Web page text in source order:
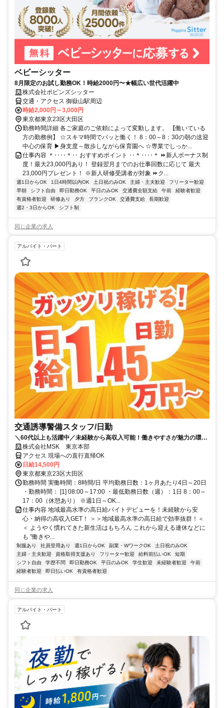
ベビーシッター
8月限定のお試し勤務OK！時給2000円〜★幅広い世代活躍中
株式会社ポピンズシッター
交通・アクセス 御嶽山駅周辺
時給2,000円～3,000円
東京都東京23区大田区
勤務時間詳細 各ご家庭のご依頼によって変動します。 【働いている
方の勤務例】 ☆スキマ時間でパッと働く！ 8：00～8：30の朝の送迎
中心の保育 ▶身支度～散歩しながら保育園へ ☆専業でしっか...
仕事内容 ＊‥‥＊‥ おすすめポイント ‥＊‥‥＊ ⏩新人ボーナス制
度！最大23,000円あり！ 登録翌月までのお仕事回数に応じて 最大
23,000円プレゼント！ ※新人研修受講者が対象 ⏩ク...
週1日からOK 1日4時間以内OK 土日祝のみOK 主婦・主夫歓迎
フリーター歓迎
早朝
シフト自由 即日勤務OK 平日のみOK 交通費全額支給 午前
経験者歓迎
有資格者歓迎
研修あり 夕方 ブランクOK 交通費支給
長期歓迎
週2・3日からOK
シフト制
同じ企業の求人
アルバイト・パート
交通誘導警備スタッフ/日勤
＼60代以上も活躍中／未経験から高収入可能！働きやすさが魅力の環境
で警備員デビューをしませんか！【月収29万円可能！日払いもOK！】
勤務3日前迄シフト申請が可能です！週1日～・短期もOK！あなたのラ
イフスタイルに合わせてお仕事しませんか！未経験者大歓迎！年代幅広
く活躍しています。
株式会社MSK 東京本部
アクセス 現場への直行直帰OK
日給14,500円
東京都東京23区大田区
勤務時間 実働時間：8時間/日 平均勤務日数：1ヶ月あたり4日～20日
・勤務時間： [1] 08:00～17:00 ・最低勤務日数（週）：1日 8：00～
17：00（休憩あり） ※週1日～OK...
仕事内容 地域最高水準の高日給バイトデビューを！未経験から安
心・納得の高収入GET！ ＞＞地域最高水準の高日給で効率抜群！＜
＜ ようやく慣れてきた新生活はもちろん これから迎える連休などに
も ”働きや...
制服あり 社員登用あり 週1日からOK 副業・WワークOK
土日祝のみOK
主婦・主夫歓迎
資格取得支援あり フリーター歓迎 給料前払いOK
短期
シフト自由
学歴不問 即日勤務OK 平日のみOK 学生歓迎 未経験者歓迎
午前
経験者歓迎
即日払いOK 有資格者歓迎
同じ企業の求人
アルバイト・パート